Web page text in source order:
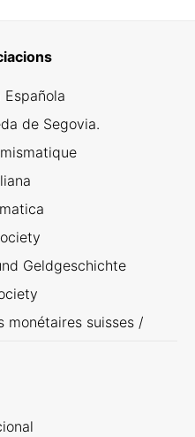
de Segovia.
Geldgeschichte
monétaires suisses /